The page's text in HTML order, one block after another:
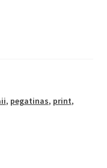
, pegatinas, print,